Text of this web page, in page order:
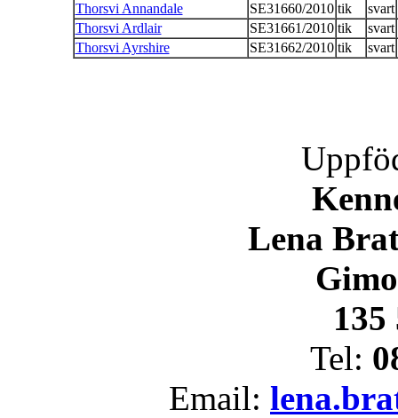
Thorsvi Annandale SE31660/2010 tik
svart
Thorsvi Ardlair
SE31661/2010 tik svart
Thorsvi Ayrshire
SE31662/2010 tik svart
Lena
135
Tel:
Email: